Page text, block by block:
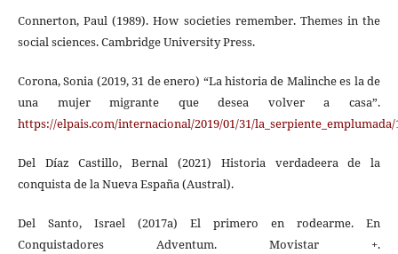
Connerton, Paul (1989). How societies remember. Themes in the
social sciences. Cambridge University Press.
Corona, Sonia (2019, 31 de enero) “La historia de Malinche es la de
una mujer migrante que desea volver a casa”.
https://elpais.com/internacional/2019/01/31/la_serpiente_emplumada/
Del Díaz Castillo, Bernal (2021) Historia verdadeera de la
conquista de la Nueva España (Austral).
Del Santo, Israel (2017a) El primero en rodearme. En
Conquistadores Adventum. Movistar +.